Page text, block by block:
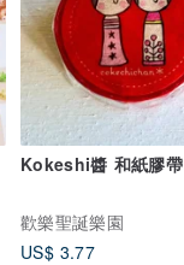
Kokeshi醬 和紙膠帶
歡樂聖誕樂園
US$ 3.77